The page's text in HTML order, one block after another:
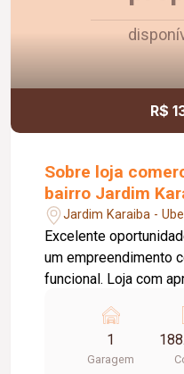
R$
Sobre loja
bairro Jardim
Jardim Karaiba -
Excelente
um empreendimento
funcional. Loja com
espaço prático, bem
receber clientes. O empreendimento oferece uma
completa
1
Garagem